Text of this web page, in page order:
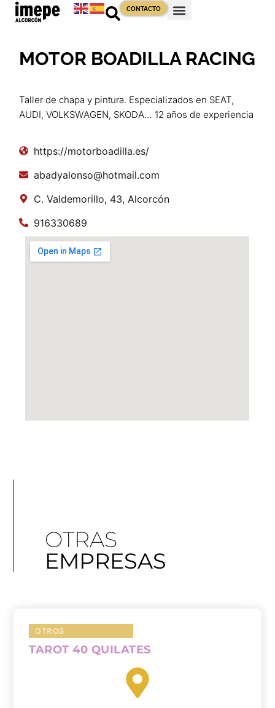
CONTACTO
MOTOR BOADILLA RACING
Taller de chapa y pintura. Especializados en SEAT,
AUDI, VOLKSWAGEN, SKODA… 12 años de experiencia
https://motorboadilla.es/
abadyalonso@hotmail.com
C. Valdemorillo, 43, Alcorcón
916330689
OTRAS
EMPRESAS
OTROS
TAROT 40 QUILATES